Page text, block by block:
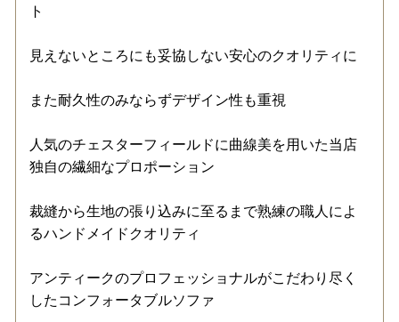
ト
見えないところにも妥協しない安心のクオリティに
また耐久性のみならずデザイン性も重視
人気のチェスターフィールドに曲線美を用いた当店
独自の繊細なプロポーション
裁縫から生地の張り込みに至るまで熟練の職人によ
るハンドメイドクオリティ
アンティークのプロフェッショナルがこだわり尽く
したコンフォータブルソファ